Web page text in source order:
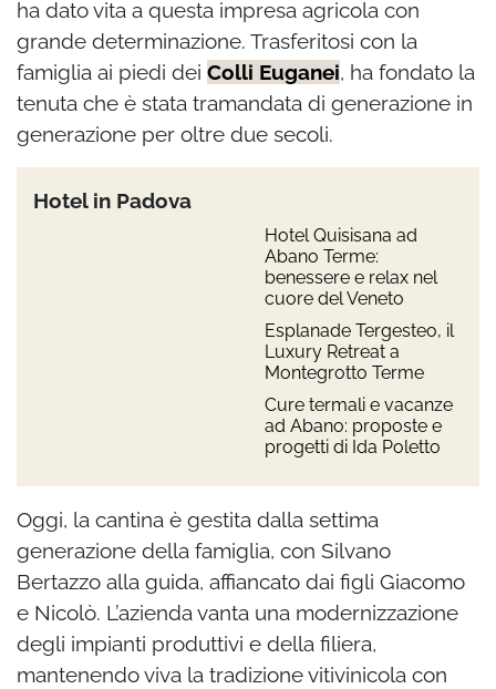
ha dato vita a questa impresa agricola con
grande determinazione. Trasferitosi con la
famiglia ai piedi dei Colli Euganei, ha fondato la
tenuta che è stata tramandata di generazione in
generazione per oltre due secoli.
Hotel in Padova
Hotel Quisisana ad
Abano Terme:
benessere e relax nel
cuore del Veneto
Esplanade Tergesteo, il
Luxury Retreat a
Montegrotto Terme
Cure termali e vacanze
ad Abano: proposte e
progetti di Ida Poletto
Oggi, la cantina è gestita dalla settima
generazione della famiglia, con Silvano
Bertazzo alla guida, affiancato dai figli Giacomo
e Nicolò. L’azienda vanta una modernizzazione
degli impianti produttivi e della filiera,
mantenendo viva la tradizione vitivinicola con